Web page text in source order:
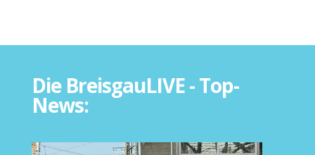
Die BreisgauLIVE - Top-
News: